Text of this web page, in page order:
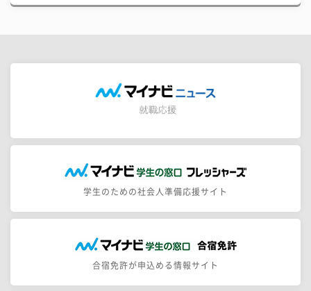
学生のための社会人準備応援サイト
合宿免許が申込める情報サイト